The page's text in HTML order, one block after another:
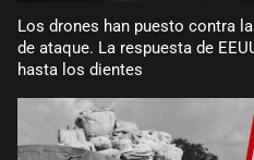
Los drones han puesto contra
de ataque. La respuesta de
hasta los dientes